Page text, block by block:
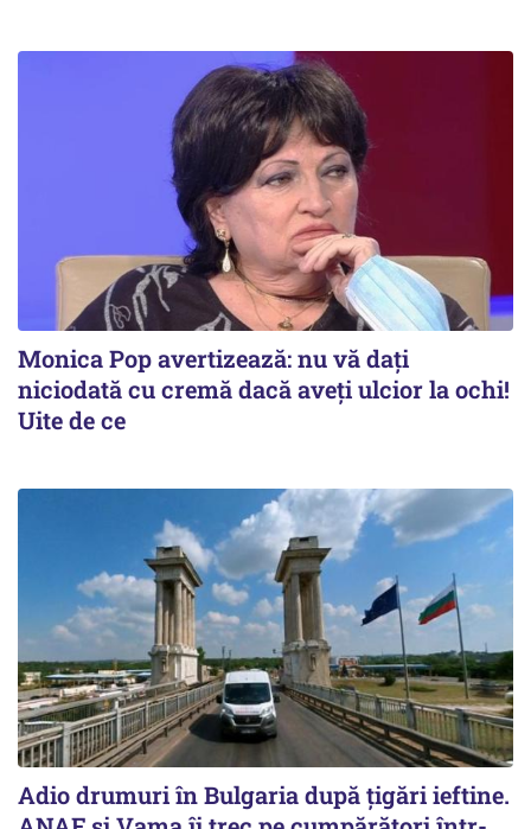
Monica Pop avertizează: nu vă dați
niciodată cu cremă dacă aveți ulcior la ochi!
Uite de ce
Adio drumuri în Bulgaria după țigări ieftine.